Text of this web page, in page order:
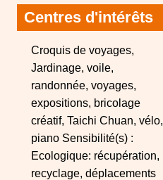
Centres d'intérêts
Croquis de voyages,
Jardinage, voile,
randonnée, voyages,
expositions, bricolage
créatif, Taichi Chuan, vélo,
piano Sensibilité(s) :
Ecologique: récupération,
recyclage, déplacements